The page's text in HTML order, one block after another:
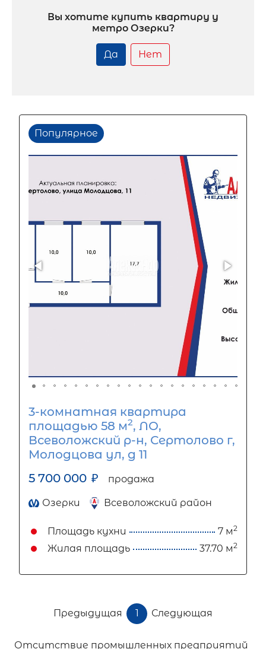
Вы хотите купить квартиру у
метро Озерки?
Да Нет
Популярное
3-комнатная квартира
площадью 58 м2, ЛО,
Всеволожский р-н, Сертолово г,
Молодцова ул, д 11
5 700 000 ₽ продажа
Озерки Всеволожский район
Площадь кухни 7 м2
Жилая площадь 37.70 м2
Предыдущая 1 Следующая
Отсутствие промышленных предприятий